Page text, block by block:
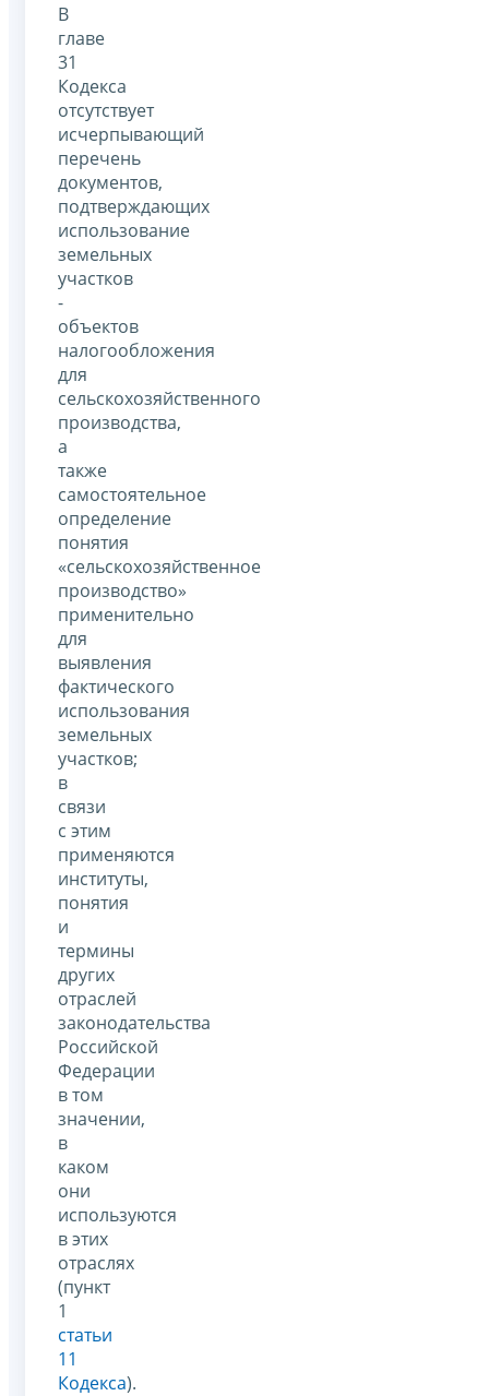
В
главе
31
Кодекса
отсутствует
исчерпывающий
перечень
документов,
подтверждающих
использование
земельных
участков
-
объектов
налогообложения
для
сельскохозяйственного
производства,
а
также
самостоятельное
определение
понятия
«сельскохозяйственное
производство»
применительно
для
выявления
фактического
использования
земельных
участков;
в
связи
с этим
применяются
институты,
понятия
и
термины
других
отраслей
законодательства
Российской
Федерации
в том
значении,
в
каком
они
используются
в этих
отраслях
(пункт
1
статьи
11
Кодекса).